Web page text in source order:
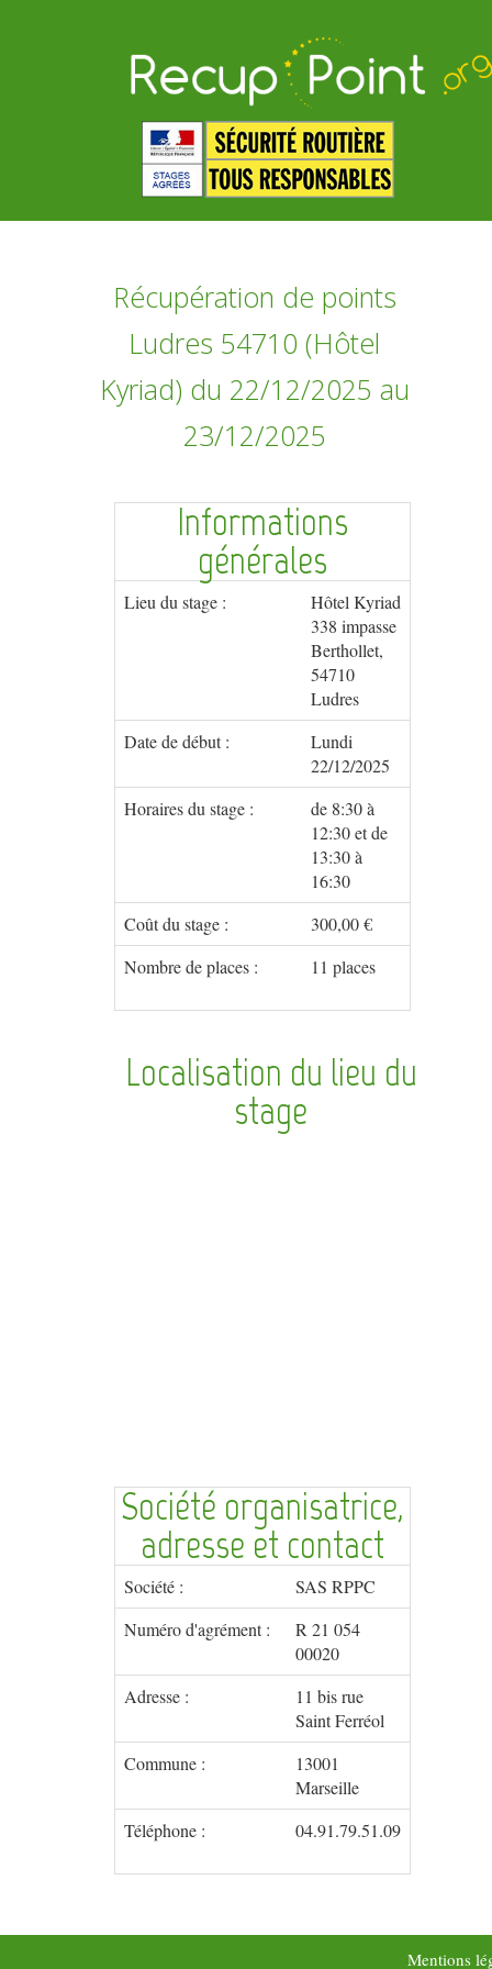
Récupération de points
Ludres 54710 (Hôtel
Kyriad) du 22/12/2025 au
23/12/2025
Informations
générales
Lieu du stage :
Hôtel Kyriad
338 impasse
Berthollet,
54710
Ludres
Date de début :
Lundi
22/12/2025
Horaires du stage :
de 8:30 à
12:30 et de
13:30 à
16:30
Coût du stage :
300,00 €
Nombre de places :
11 places
Localisation du lieu du
stage
Société organisatrice,
adresse et contact
Société :
SAS RPPC
Numéro d'agrément :
R 21 054
00020
Adresse :
11 bis rue
Saint Ferréol
Commune :
13001
Marseille
Téléphone :
04.91.79.51.09
Mentions